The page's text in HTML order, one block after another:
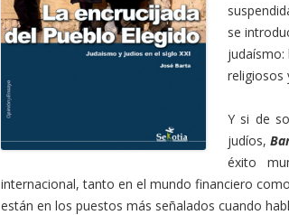
se
religiosos
Y si de
judíos,
éxito
internacional, tanto en el mundo financiero
están en los puestos más señalados cuando